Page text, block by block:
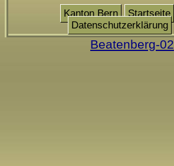
Kanton Bern Startseite
Datenschutzerklärung
Beatenberg-02